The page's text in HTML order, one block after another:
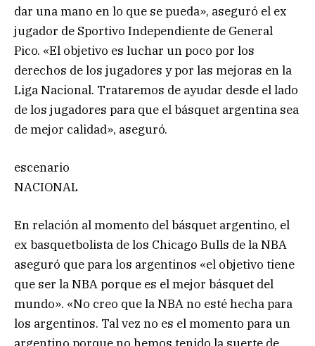
dar una mano en lo que se pueda», aseguró el ex
jugador de Sportivo Independiente de General
Pico. «El objetivo es luchar un poco por los
derechos de los jugadores y por las mejoras en la
Liga Nacional. Trataremos de ayudar desde el lado
de los jugadores para que el básquet argentina sea
de mejor calidad», aseguró.
escenario
NACIONAL
En relación al momento del básquet argentino, el
ex basquetbolista de los Chicago Bulls de la NBA
aseguró que para los argentinos «el objetivo tiene
que ser la NBA porque es el mejor básquet del
mundo». «No creo que la NBA no esté hecha para
los argentinos. Tal vez no es el momento para un